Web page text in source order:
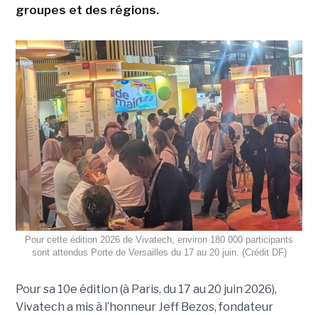
groupes et des régions.
Pour cette édition 2026 de Vivatech, environ 180 000 participants
sont attendus Porte de Versailles du 17 au 20 juin. (Crédit DF)
Pour sa 10e édition (à Paris, du 17 au 20 juin 2026),
Vivatech a mis à l’honneur Jeff Bezos, fondateur